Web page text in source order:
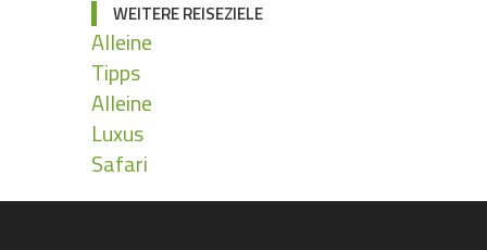
WEITERE REISEZIELE
Alleine
Tipps
Alleine
Luxus
Safari